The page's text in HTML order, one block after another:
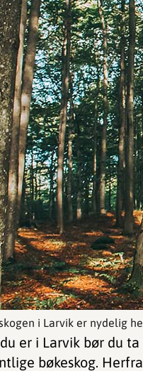
i Larvik er nydelig
er i Larvik bør du
bøkeskog.